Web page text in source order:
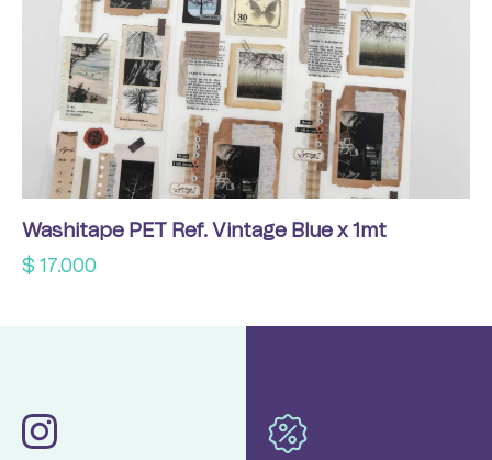
Washitape PET Ref. Vintage Blue x 1mt
$ 17.000